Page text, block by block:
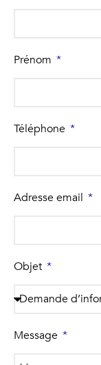
Prénom
Téléphone
Adresse email
Objet
Message